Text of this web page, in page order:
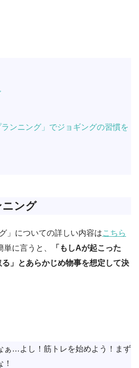
ンニング」でジョギングの習慣を
ニング
」についての詳しい内容はこちら
に言うと、
「もしAが起こった
」とあらかじめ物事を想定して決
ぁ…よし！筋トレを始めよう！まず